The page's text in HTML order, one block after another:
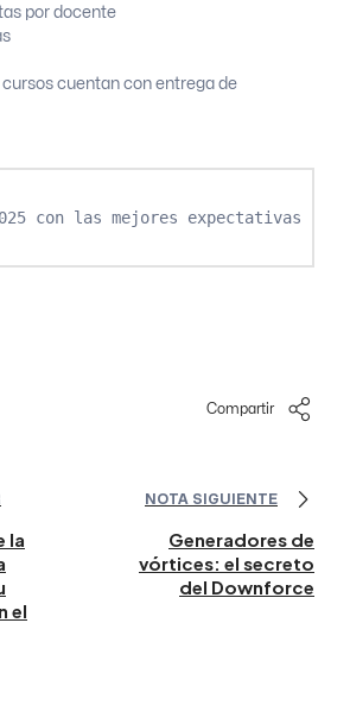
por docente
cursos cuentan con entrega de
con las mejores expectativas
Compartir
la
el
NOTA SIGUIENTE
Generadores de
vórtices: el secreto
del Downforce